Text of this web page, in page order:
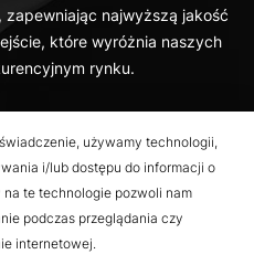
używamy technologii,
i/lub dostępu do informacji o
te technologie pozwoli nam
podczas przeglądania czy
internetowej.
najwyższą jakość
które wyróżnia naszych
rynku.
zastrzeżone